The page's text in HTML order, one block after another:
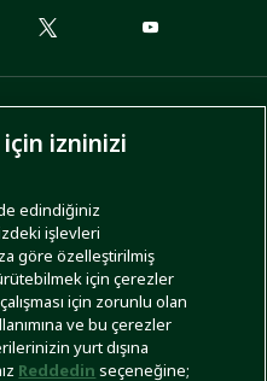
izninizi
edindiğiniz
işlevleri
göre özelleştirilmiş
için çerezler
için zorunlu olan
ve bu çerezler
yurt dışına
Reddedin seçeneğine;